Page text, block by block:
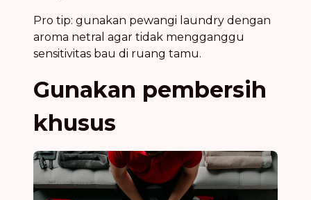
Pro tip: gunakan pewangi laundry dengan
aroma netral agar tidak mengganggu
sensitivitas bau di ruang tamu.
Gunakan pembersih
khusus